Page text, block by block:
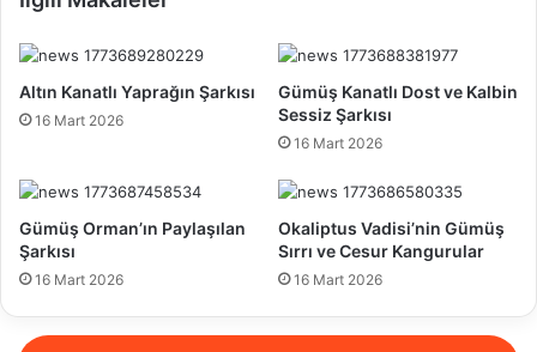
Altın Kanatlı Yaprağın Şarkısı
16 Mart 2026
Gümüş Kanatlı Dost ve Kalbin
Sessiz Şarkısı
16 Mart 2026
Gümüş Orman’ın Paylaşılan
Şarkısı
16 Mart 2026
Okaliptus Vadisi’nin Gümüş
Sırrı ve Cesur Kangurular
16 Mart 2026